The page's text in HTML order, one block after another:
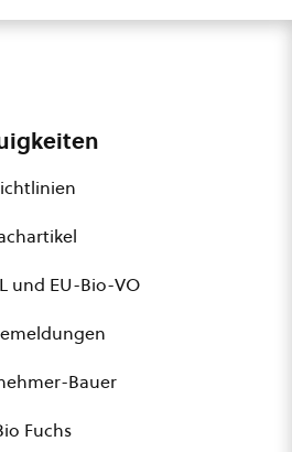
und EU-Bio-VO
Bauer
Fuchs